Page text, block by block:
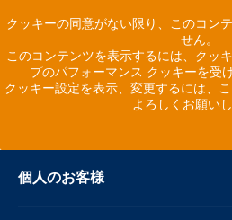
クッキーの同意がない限り、このコン
せん。
このコンテンツを表示するには、クッ
プのパフォーマンス クッキーを受
クッキー設定を表示、変更するには、
よろしくお願いし
個人のお客様